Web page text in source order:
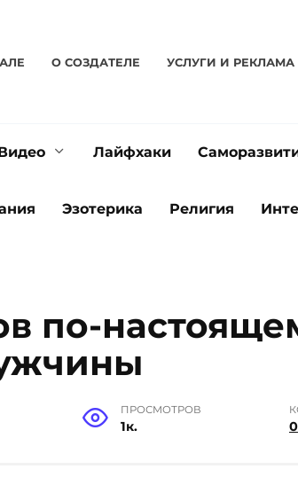
О CОЗДАТЕЛЕ УСЛУГИ И РЕКЛАМА
Лайфхаки
Эзотерика Религия
по-
ПРОСМОТРОВ
1к. 0